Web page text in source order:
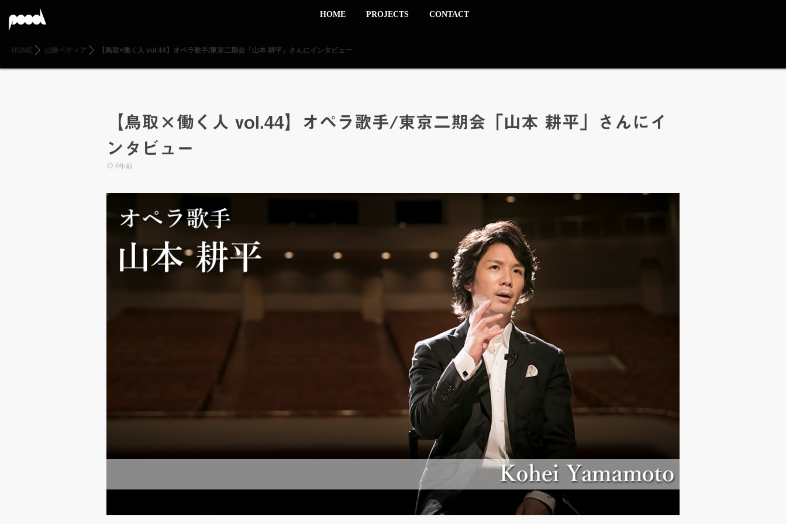
HOME PROJECTS CONTACT
HOME 山陰ペディア 【鳥取×働く人 vol.44】オペラ歌手/東京二期会「山本 耕平」さんにインタビュー
【鳥取×働く人 vol.44】オペラ歌手/東京二期会「山本 耕平」さんにイ
ンタビュー
6年前